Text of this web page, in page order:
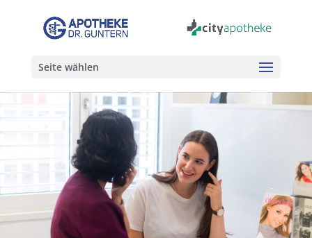
Seite wählen